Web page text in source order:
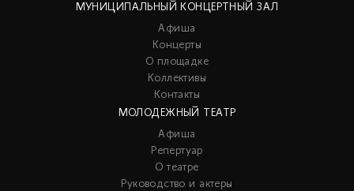
МУНИЦИПАЛЬНЫЙ КОНЦЕРТНЫЙ ЗАЛ
Афиша
Концерты
О площадке
Коллективы
Контакты
МОЛОДЕЖНЫЙ ТЕАТР
Афиша
Репертуар
О театре
Руководство и актеры